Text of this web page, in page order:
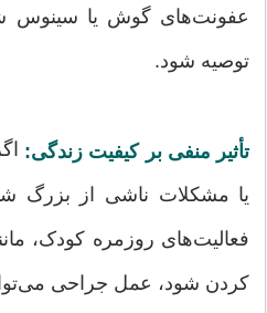
عفونت‌های گوش یا سینوس
توصیه شود.
تأثیر منفی بر کیفیت زندگی:
یا مشکلات ناشی از بزرگ
فعالیت‌های روزمره کودک،
کردن شود، عمل جراحی